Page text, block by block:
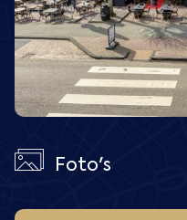
Foto's